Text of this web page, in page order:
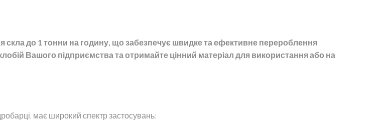
скла до 1 тонни на годину, що забезпечує швидке та ефективне перероблення
Вашого підприємства та отримайте цінний матеріал для використання або на
має широкий спектр застосувань: